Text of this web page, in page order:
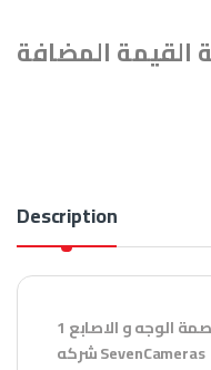
Description
جهاز البصمة ببصمة الوجه و الاصابع 1F68D مقدم من
شركه SevenCameras